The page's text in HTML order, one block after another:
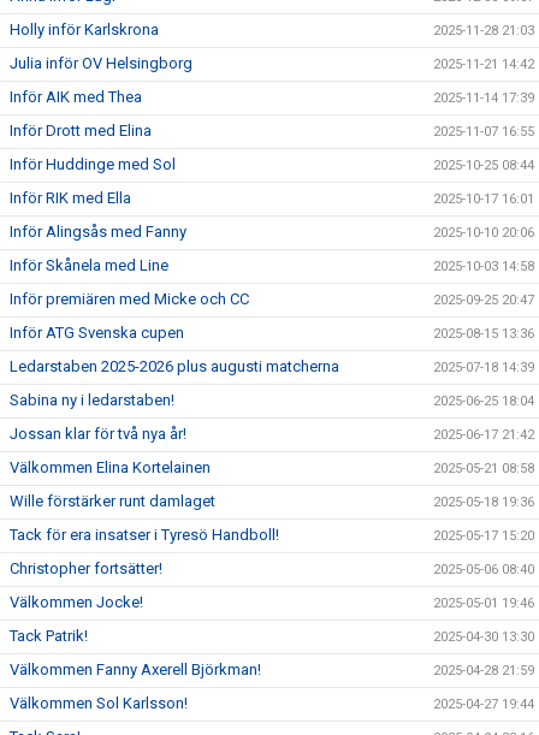
Holly inför Karlskrona 2025-11-28 21:03
Julia inför OV Helsingborg 2025-11-21 14:42
Inför AIK med Thea 2025-11-14 17:39
Inför Drott med Elina 2025-11-07 16:55
Inför Huddinge med Sol 2025-10-25 08:44
Inför RIK med Ella 2025-10-17 16:01
Inför Alingsås med Fanny 2025-10-10 20:06
Inför Skånela med Line 2025-10-03 14:58
Inför premiären med Micke och CC 2025-09-25 20:47
Inför ATG Svenska cupen 2025-08-15 13:36
Ledarstaben 2025-2026 plus augusti matcherna 2025-07-18 14:39
Sabina ny i ledarstaben! 2025-06-25 18:04
Jossan klar för två nya år! 2025-06-17 21:42
Välkommen Elina Kortelainen 2025-05-21 08:58
Wille förstärker runt damlaget 2025-05-18 19:36
Tack för era insatser i Tyresö Handboll! 2025-05-17 15:20
Christopher fortsätter! 2025-05-06 08:40
Välkommen Jocke! 2025-05-01 19:46
Tack Patrik! 2025-04-30 13:30
Välkommen Fanny Axerell Björkman! 2025-04-28 21:59
Välkommen Sol Karlsson! 2025-04-27 19:44